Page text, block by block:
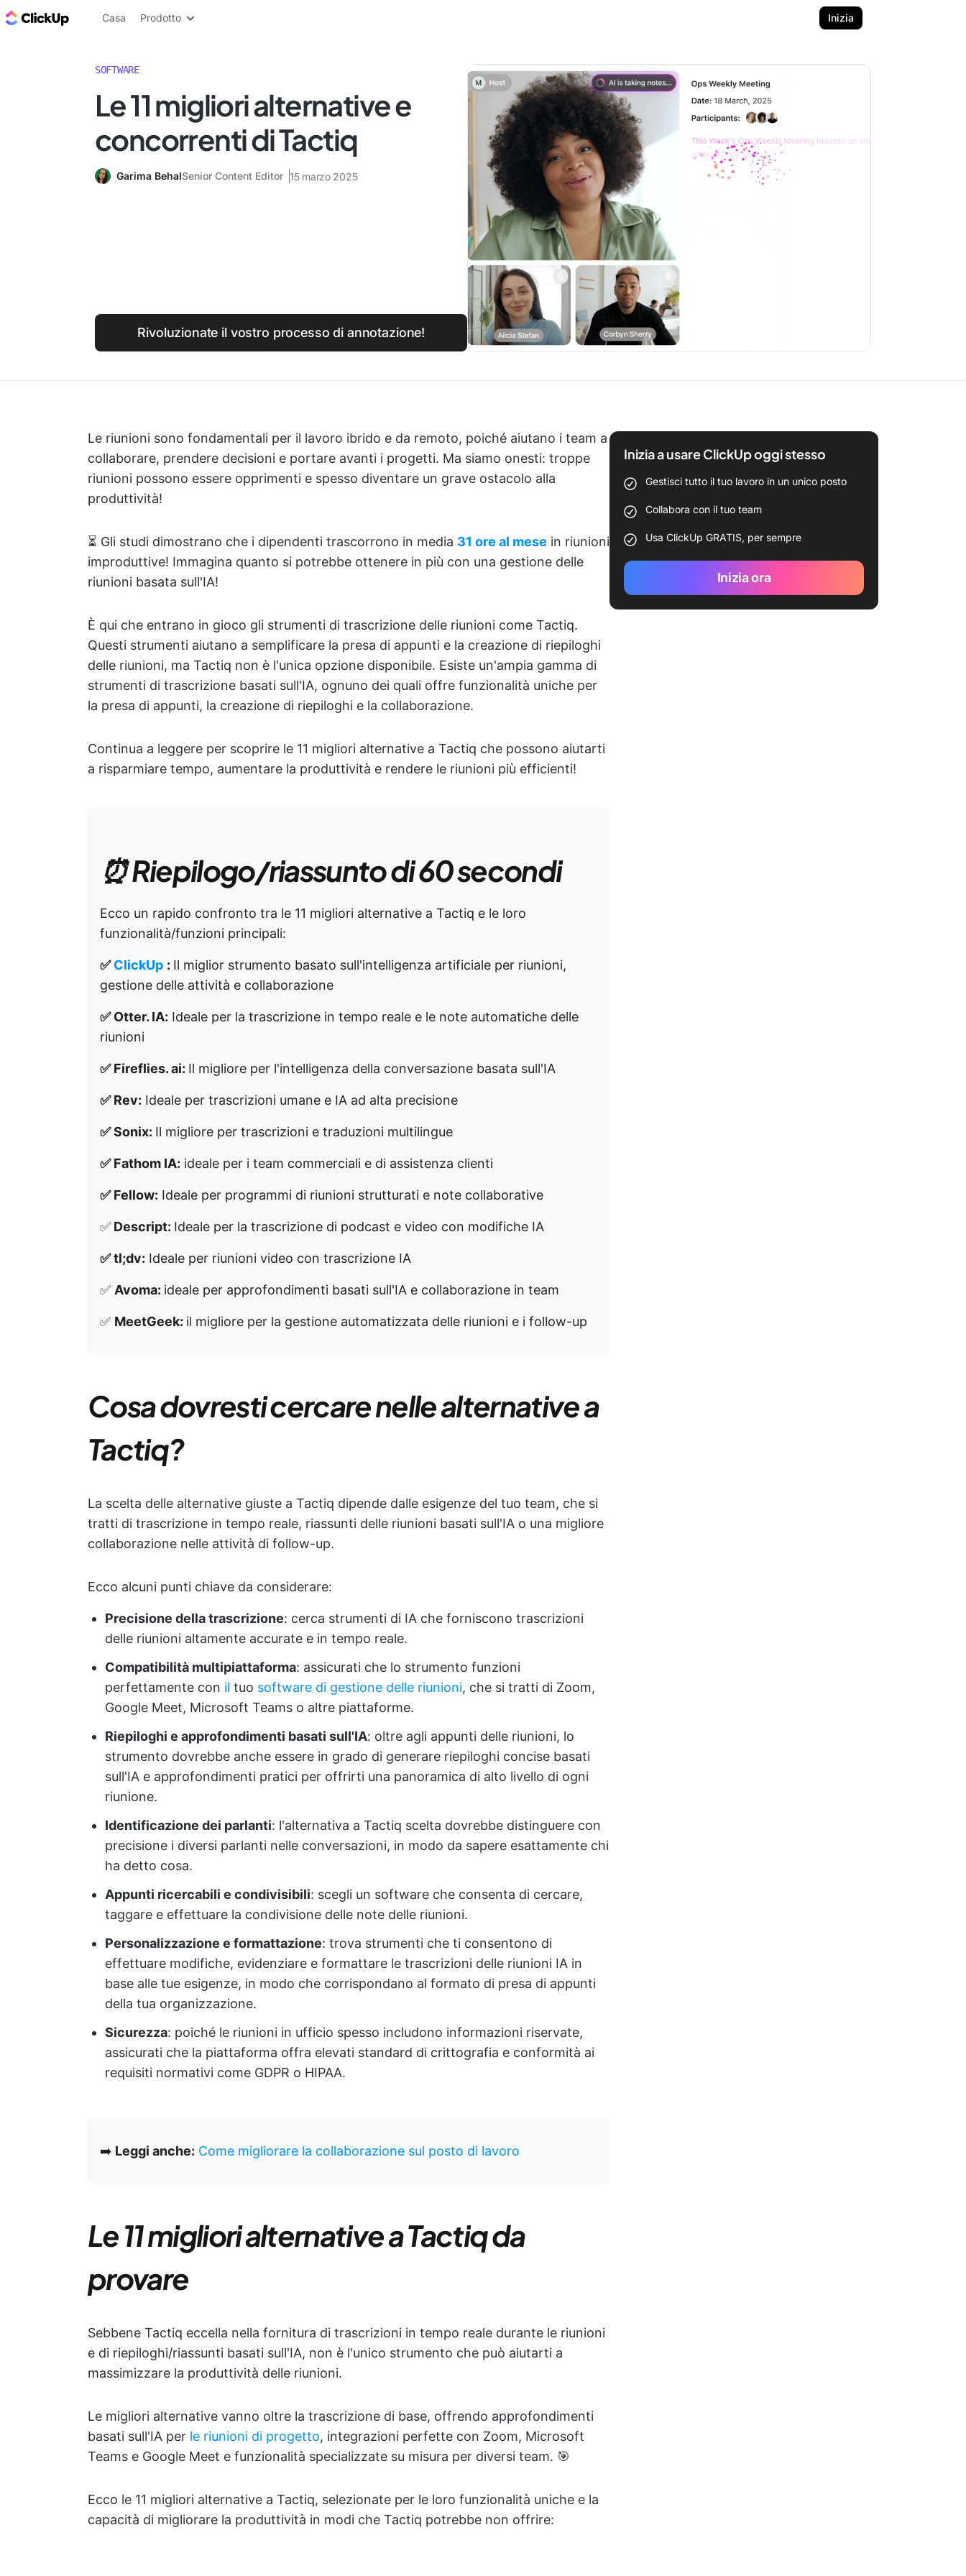
Blog di ClickUp
Casa Prodotto Inizia
SOFTWARE
Le 11 migliori alternative e
concorrenti di Tactiq
Garima BehalSenior Content Editor 15 marzo 2025
Rivoluzionate il vostro processo di annotazione!
Le riunioni sono fondamentali per il lavoro ibrido e da remoto, poiché aiutano i team a
collaborare, prendere decisioni e portare avanti i progetti. Ma siamo onesti: troppe
riunioni possono essere opprimenti e spesso diventare un grave ostacolo alla
produttività!
⏳ Gli studi dimostrano che i dipendenti trascorrono in media 31 ore al mese in riunioni
improduttive! Immagina quanto si potrebbe ottenere in più con una gestione delle
riunioni basata sull'IA!
È qui che entrano in gioco gli strumenti di trascrizione delle riunioni come Tactiq.
Questi strumenti aiutano a semplificare la presa di appunti e la creazione di riepiloghi
delle riunioni, ma Tactiq non è l'unica opzione disponibile. Esiste un'ampia gamma di
strumenti di trascrizione basati sull'IA, ognuno dei quali offre funzionalità uniche per
la presa di appunti, la creazione di riepiloghi e la collaborazione.
Continua a leggere per scoprire le 11 migliori alternative a Tactiq che possono aiutarti
a risparmiare tempo, aumentare la produttività e rendere le riunioni più efficienti!
⏰ Riepilogo/riassunto di 60 secondi
Ecco un rapido confronto tra le 11 migliori alternative a Tactiq e le loro
funzionalità/funzioni principali:
✅ClickUp : Il miglior strumento basato sull'intelligenza artificiale per riunioni,
gestione delle attività e collaborazione
✅ Otter. IA: Ideale per la trascrizione in tempo reale e le note automatiche delle
riunioni
✅ Fireflies. ai: Il migliore per l'intelligenza della conversazione basata sull'IA
✅ Rev: Ideale per trascrizioni umane e IA ad alta precisione
✅ Sonix: Il migliore per trascrizioni e traduzioni multilingue
✅ Fathom IA: ideale per i team commerciali e di assistenza clienti
✅ Fellow: Ideale per programmi di riunioni strutturati e note collaborative
✅ Descript: Ideale per la trascrizione di podcast e video con modifiche IA
✅ tl;dv: Ideale per riunioni video con trascrizione IA
✅ Avoma: ideale per approfondimenti basati sull'IA e collaborazione in team
✅ MeetGeek: il migliore per la gestione automatizzata delle riunioni e i follow-up
Cosa dovresti cercare nelle alternative a
Tactiq?
La scelta delle alternative giuste a Tactiq dipende dalle esigenze del tuo team, che si
tratti di trascrizione in tempo reale, riassunti delle riunioni basati sull'IA o una migliore
collaborazione nelle attività di follow-up.
Ecco alcuni punti chiave da considerare:
Precisione della trascrizione: cerca strumenti di IA che forniscono trascrizioni
delle riunioni altamente accurate e in tempo reale.
Compatibilità multipiattaforma: assicurati che lo strumento funzioni
perfettamente con il tuo software di gestione delle riunioni, che si tratti di Zoom,
Google Meet, Microsoft Teams o altre piattaforme.
Riepiloghi e approfondimenti basati sull'IA: oltre agli appunti delle riunioni, lo
strumento dovrebbe anche essere in grado di generare riepiloghi concise basati
sull'IA e approfondimenti pratici per offrirti una panoramica di alto livello di ogni
riunione.
Identificazione dei parlanti: l'alternativa a Tactiq scelta dovrebbe distinguere con
precisione i diversi parlanti nelle conversazioni, in modo da sapere esattamente chi
ha detto cosa.
Appunti ricercabili e condivisibili: scegli un software che consenta di cercare,
taggare e effettuare la condivisione delle note delle riunioni.
Personalizzazione e formattazione: trova strumenti che ti consentono di
effettuare modifiche, evidenziare e formattare le trascrizioni delle riunioni IA in
base alle tue esigenze, in modo che corrispondano al formato di presa di appunti
della tua organizzazione.
Sicurezza: poiché le riunioni in ufficio spesso includono informazioni riservate,
assicurati che la piattaforma offra elevati standard di crittografia e conformità ai
requisiti normativi come GDPR o HIPAA.
➡️ Leggi anche: Come migliorare la collaborazione sul posto di lavoro
Le 11 migliori alternative a Tactiq da
provare
Sebbene Tactiq eccella nella fornitura di trascrizioni in tempo reale durante le riunioni
e di riepiloghi/riassunti basati sull'IA, non è l'unico strumento che può aiutarti a
massimizzare la produttività delle riunioni.
Le migliori alternative vanno oltre la trascrizione di base, offrendo approfondimenti
basati sull'IA per le riunioni di progetto, integrazioni perfette con Zoom, Microsoft
Teams e Google Meet e funzionalità specializzate su misura per diversi team. 🎯
Ecco le 11 migliori alternative a Tactiq, selezionate per le loro funzionalità uniche e la
capacità di migliorare la produttività in modi che Tactiq potrebbe non offrire:
Inizia a usare ClickUp oggi stesso
Gestisci tutto il tuo lavoro in un unico posto
Collabora con il tuo team
Usa ClickUp GRATIS, per sempre
Inizia ora